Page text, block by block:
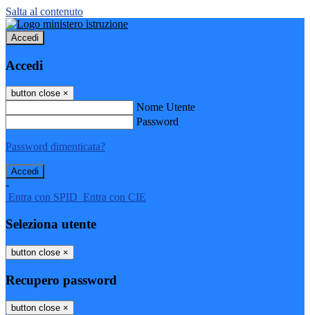
Salta al contenuto
Accedi
Accedi
button close ×
Nome Utente
Password
Password dimenticata?
-
Entra con SPID Entra con CIE
Seleziona utente
button close ×
Recupero password
button close ×